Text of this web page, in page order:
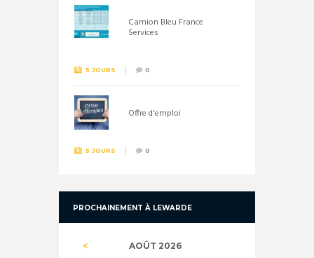
Camion Bleu France
Services
5 JOURS 0
Offre d'emploi
5 JOURS 0
PROCHAINEMENT À LEWARDE
AOÛT 2026